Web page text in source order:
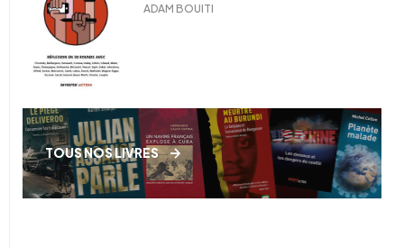
ADAM BOUITI
TOUS NOS LIVRES